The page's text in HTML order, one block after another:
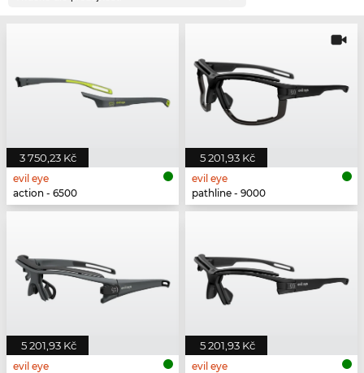
3 750,23 Kč
evil eye
action - 6500
5 201,93 Kč
evil eye
pathline - 9000
5 201,93 Kč
evil eye
5 201,93 Kč
evil eye